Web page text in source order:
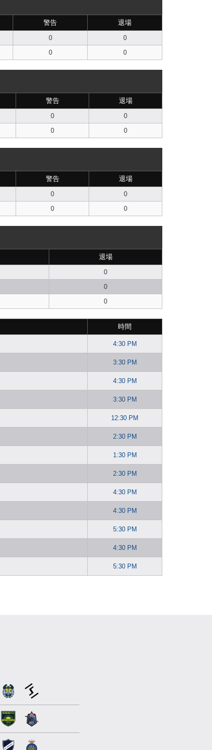
警告 退場
0
0
0 0
警告 退場
0
0
0 0
警告 退場
0
0
0 0
退場
0
0
0
時間
4:30 PM
3:30 PM
4:30 PM
3:30 PM
12:30 PM
2:30 PM
1:30 PM
2:30 PM
4:30 PM
4:30 PM
5:30 PM
4:30 PM
5:30 PM